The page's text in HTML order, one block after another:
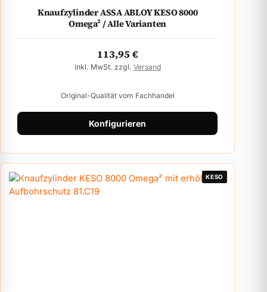
Knaufzylinder ASSA ABLOY KESO 8000
Omega² / Alle Varianten
113,95 €
inkl. MwSt. zzgl. Versand
Original-Qualität vom Fachhandel
Konfigurieren
KESO